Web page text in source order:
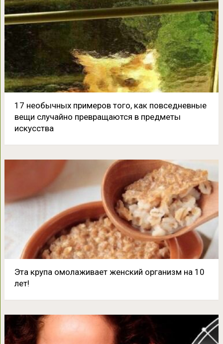
17 необычных примеров того, как повседневные
вещи случайно превращаются в предметы
искусства
Эта крупа омолаживает женский организм на 10
лет!